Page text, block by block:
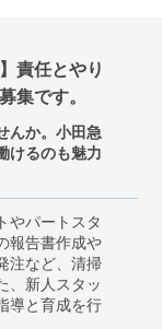
責任とやり
集です。
んか。小田急
けるのも魅力
やパートスタ
報告書作成や
注など、清掃
、新人スタッ
導と育成を行